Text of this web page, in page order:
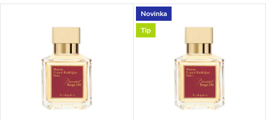
Abecedně
Novinka
Tip